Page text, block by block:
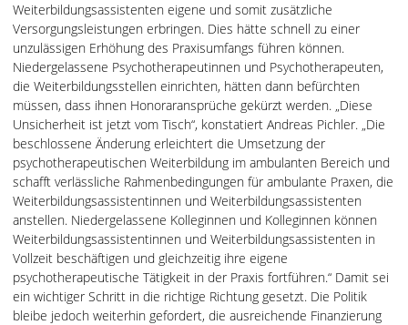
Weiterbildungsassistenten eigene und somit zusätzliche
Versorgungsleistungen erbringen. Dies hätte schnell zu einer
unzulässigen Erhöhung des Praxisumfangs führen können.
Niedergelassene Psychotherapeutinnen und Psychotherapeuten,
die Weiterbildungsstellen einrichten, hätten dann befürchten
müssen, dass ihnen Honoraransprüche gekürzt werden. „Diese
Unsicherheit ist jetzt vom Tisch“, konstatiert Andreas Pichler. „Die
beschlossene Änderung erleichtert die Umsetzung der
psychotherapeutischen Weiterbildung im ambulanten Bereich und
schafft verlässliche Rahmenbedingungen für ambulante Praxen, die
Weiterbildungsassistentinnen und Weiterbildungsassistenten
anstellen. Niedergelassene Kolleginnen und Kolleginnen können
Weiterbildungsassistentinnen und Weiterbildungsassistenten in
Vollzeit beschäftigen und gleichzeitig ihre eigene
psychotherapeutische Tätigkeit in der Praxis fortführen.“ Damit sei
ein wichtiger Schritt in die richtige Richtung gesetzt. Die Politik
bleibe jedoch weiterhin gefordert, die ausreichende Finanzierung